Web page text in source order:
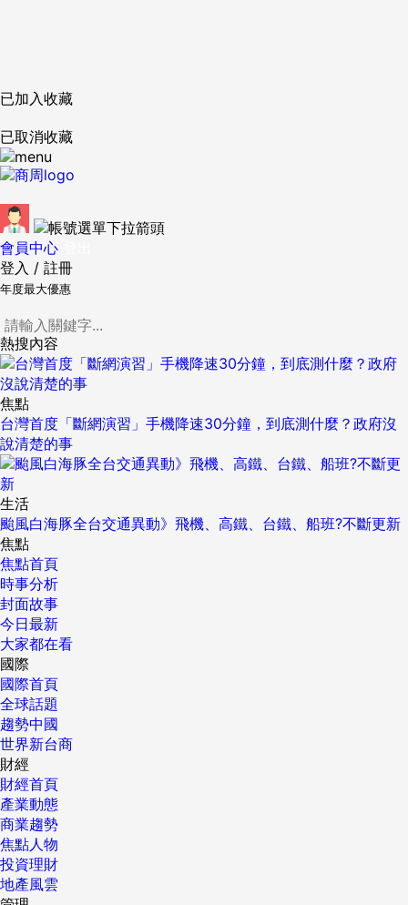
已加入收藏
已取消收藏
會員中心
登入 / 註冊
年度最大優惠
熱搜內容
焦點
台灣首度「斷網演習」手機降速30分鐘，到底測什麼？政府沒
說清楚的事
生活
颱風白海豚全台交通異動》飛機、高鐵、台鐵、船班?不斷更新
焦點
焦點首頁
時事分析
封面故事
今日最新
大家都在看
國際
國際首頁
全球話題
趨勢中國
世界新台商
財經
財經首頁
產業動態
商業趨勢
焦點人物
投資理財
地產風雲